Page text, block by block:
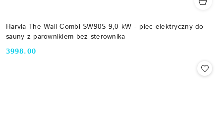
Harvia The Wall Combi SW90S 9,0 kW - piec elektryczny do
sauny z parownikiem bez sterownika
Cena:
3998.00